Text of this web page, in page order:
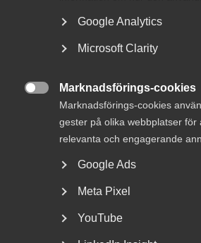
Google Analytics
Microsoft Clarity
Marknadsförings-cookies
Marknadsförings-cookies
gester på olika webbplatser för
relevanta och engagerande
Google Ads
Meta Pixel
YouTube
Jobb & karriär
Om Almega
Rådgivning, hjälp och
Rådgivning och hjälp
Kontakta Almega